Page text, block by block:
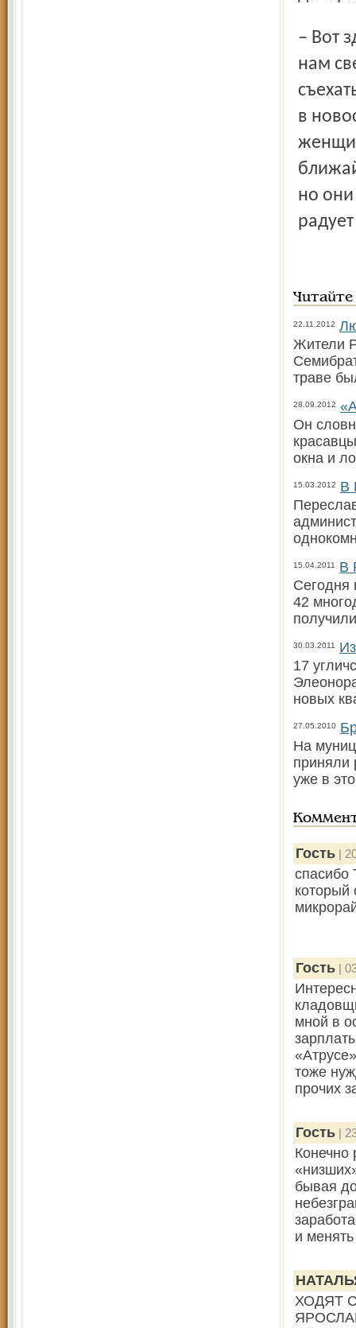
– Вот здесь буду жить я, а здесь внучка, – показывает она
нам
в
но
22.11.2012
Жители
траве
28.09.2012
Он
окна и
15.03.2012
В
15.04.2011
В
Сегодня
42
30.03.2011
17
новых
27.05.2010
На
приняли
уже в
Гость |
спасибо
который
Гость |
мной в
тоже
прочих
Гость |
Конечно
бывая
и
ХОДЯТ